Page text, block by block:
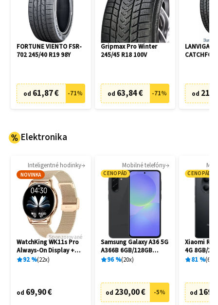
FORTUNE VIENTO FSR-
702 245/40 R19 98Y
od 61,87 € -71%
Gripmax Pro Winter
245/45 R18 100V
od 63,84 € -71% od
Elektronika
Inteligentné hodinky
NOVINKA
Sponzorované
WatchKing WK11s Pro
Always-On Display +
Extra remienok
92% 22x
od 69,90 €
Mobilné telefóny
CENOPÁD
Samsung Galaxy A36 5G
A366B 6GB/128GB
Awesome Black
96% 20x
od 230,00 € -5%
CENOPÁD
Xiaomi
4G 8GB/
81% 6
od